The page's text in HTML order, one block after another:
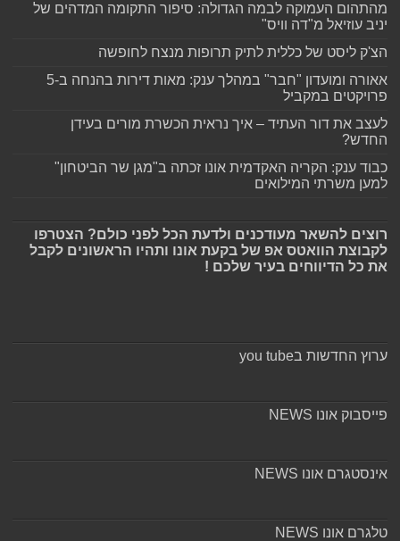
מהתהום העמוקה לבמה הגדולה: סיפור התקומה המדהים של
יניב עוזיאל מ"דה וויס"
הצ'ק ליסט של כללית לתיק תרופות מנצח לחופשה
אאורה ומועדון "חבר" במהלך ענק: מאות דירות בהנחה ב-5
פרויקטים במקביל
לעצב את דור העתיד – איך נראית הכשרת מורים בעידן
החדש?
כבוד ענק: הקריה האקדמית אונו זכתה ב"מגן שר הביטחון"
למען משרתי המילואים
רוצים להשאר מעודכנים ולדעת הכל לפני כולם? הצטרפו
לקבוצת הוואטס אפ של בקעת אונו ותהיו הראשונים לקבל
את כל הדיווחים בעיר שלכם !
ערוץ החדשות בyou tube
פייסבוק אונו NEWS
אינסטגרם אונו NEWS
טלגרם אונו NEWS